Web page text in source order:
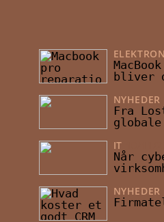
bliver
NYHEDER
Fra
IT
Når
NYHEDER